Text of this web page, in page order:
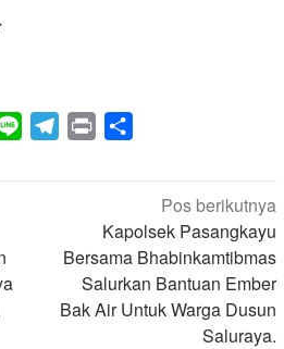
Line Telegram
Print
Pos berikutnya
Kapolsek Pasangkayu
Bersama Bhabinkamtibmas
Salurkan Bantuan Ember
Bak Air Untuk Warga Dusun
Saluraya.